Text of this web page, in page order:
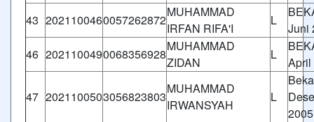
43 2021100460057262872
MUHAMMAD
IRFAN RIFA'I
L
Juni
46 2021100490068356928
MUHAMMAD
ZIDAN
L
April
47 2021100503056823803
MUHAMMAD
IRWANSYAH
L
2005